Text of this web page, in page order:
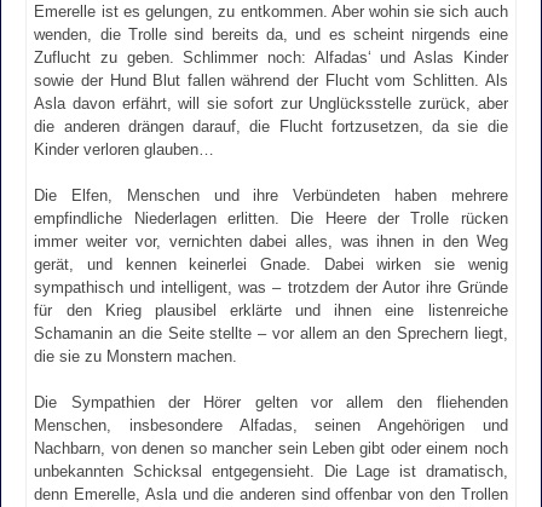
Emerelle ist es gelungen, zu entkommen. Aber wohin sie sich auch
wenden, die Trolle sind bereits da, und es scheint nirgends eine
Zuflucht zu geben. Schlimmer noch: Alfadas‘ und Aslas Kinder
sowie der Hund Blut fallen während der Flucht vom Schlitten. Als
Asla davon erfährt, will sie sofort zur Unglücksstelle zurück, aber
die anderen drängen darauf, die Flucht fortzusetzen, da sie die
Kinder verloren glauben…
Die Elfen, Menschen und ihre Verbündeten haben mehrere
empfindliche Niederlagen erlitten. Die Heere der Trolle rücken
immer weiter vor, vernichten dabei alles, was ihnen in den Weg
gerät, und kennen keinerlei Gnade. Dabei wirken sie wenig
sympathisch und intelligent, was – trotzdem der Autor ihre Gründe
für den Krieg plausibel erklärte und ihnen eine listenreiche
Schamanin an die Seite stellte – vor allem an den Sprechern liegt,
die sie zu Monstern machen.
Die Sympathien der Hörer gelten vor allem den fliehenden
Menschen, insbesondere Alfadas, seinen Angehörigen und
Nachbarn, von denen so mancher sein Leben gibt oder einem noch
unbekannten Schicksal entgegensieht. Die Lage ist dramatisch,
denn Emerelle, Asla und die anderen sind offenbar von den Trollen